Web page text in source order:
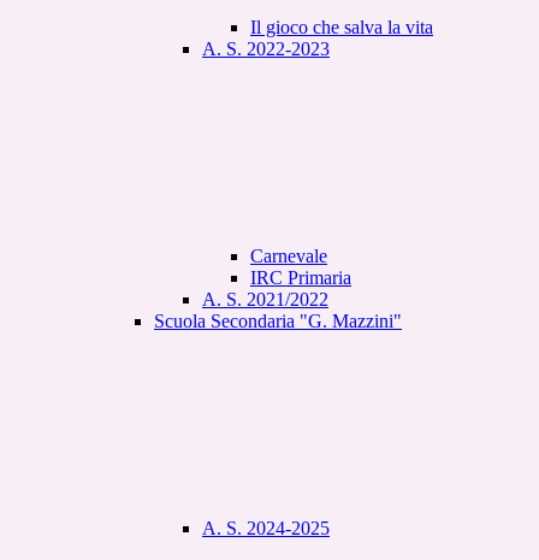
Il gioco che salva la vita
A. S. 2022-2023
Carnevale
IRC Primaria
A. S. 2021/2022
Scuola Secondaria "G. Mazzini"
A. S. 2024-2025